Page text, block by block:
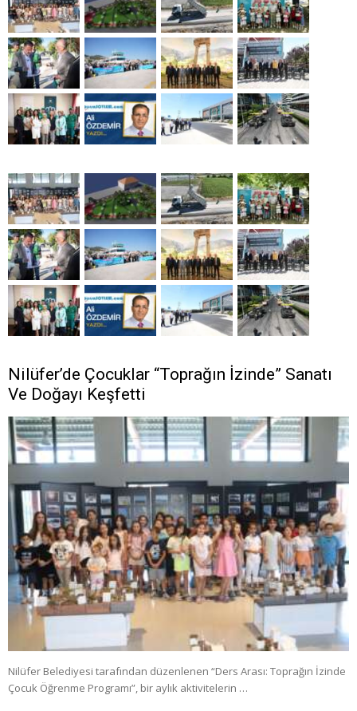
Nilüfer’de Çocuklar “Toprağın İzinde” Sanatı
Ve Doğayı Keşfetti
Nilüfer Belediyesi tarafından düzenlenen “Ders Arası: Toprağın İzinde
Çocuk Öğrenme Programı”, bir aylık aktivitelerin …